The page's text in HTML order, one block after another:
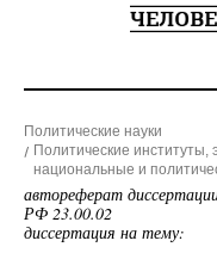
Политические науки
Политические институты,
национальные и
автореферат
РФ 23.00.02
диссертация на тему: